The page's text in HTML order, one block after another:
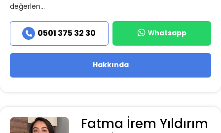
değerlen...
0501 375 32 30 Whatsapp
Hakkında
Fatma İrem Yıldırım